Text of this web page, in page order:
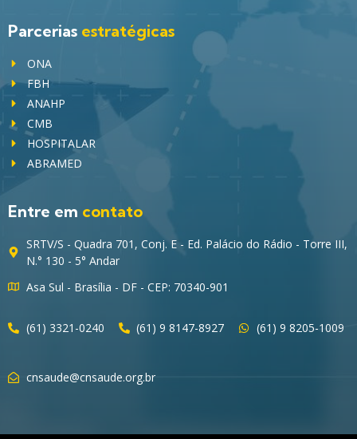
Parcerias estratégicas
ONA
FBH
ANAHP
CMB
HOSPITALAR
ABRAMED
Entre em contato
SRTV/S - Quadra 701, Conj. E - Ed. Palácio do Rádio - Torre III,
N.° 130 - 5° Andar
Asa Sul - Brasília - DF - CEP: 70340-901
(61) 3321-0240 (61) 9 8147-8927 (61) 9 8205-1009
cnsaude@cnsaude.org.br